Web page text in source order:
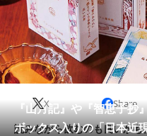
グルメ
住まい
動物
会員記事
『山月記』や『智恵子
ボックス入りの「日本近
X Share
読みながら飲むのも良いかも